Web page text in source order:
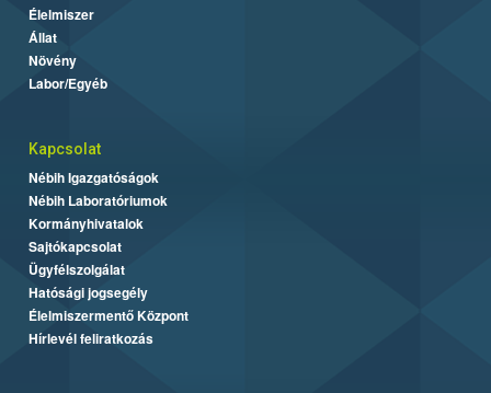
Élelmiszer
Állat
Növény
Labor/Egyéb
Kapcsolat
Nébih Igazgatóságok
Nébih Laboratóriumok
Kormányhivatalok
Sajtókapcsolat
Ügyfélszolgálat
Hatósági jogsegély
Élelmiszermentő Központ
Hírlevél feliratkozás